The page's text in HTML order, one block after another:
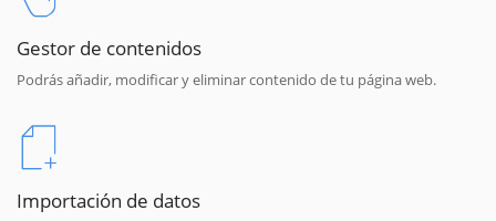
Gestor de contenidos
Podrás añadir, modificar y eliminar contenido de tu página web.
Importación de datos